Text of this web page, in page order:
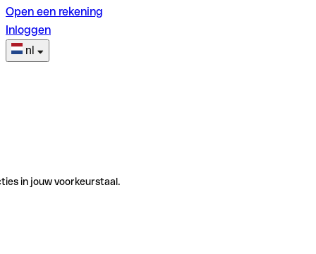
Open een rekening
Inloggen
nl
in jouw voorkeurstaal.